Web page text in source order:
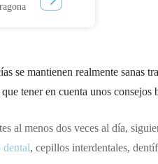
se mantienen realmente sanas
tener en cuenta unos consejos
al menos dos veces al día,
dental, cepillos interdentales,